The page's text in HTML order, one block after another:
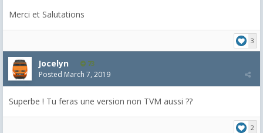
Merci et Salutations
3
Jocelyn 73
Posted March 7, 2019
Superbe ! Tu feras une version non TVM aussi ??
2